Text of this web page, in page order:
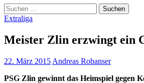
Suchen
nach:
Extraliga
Meister Zlin erzwingt ein
22. März 2015 Andreas Robanser
PSG Zlin gewinnt das Heimspiel gegen